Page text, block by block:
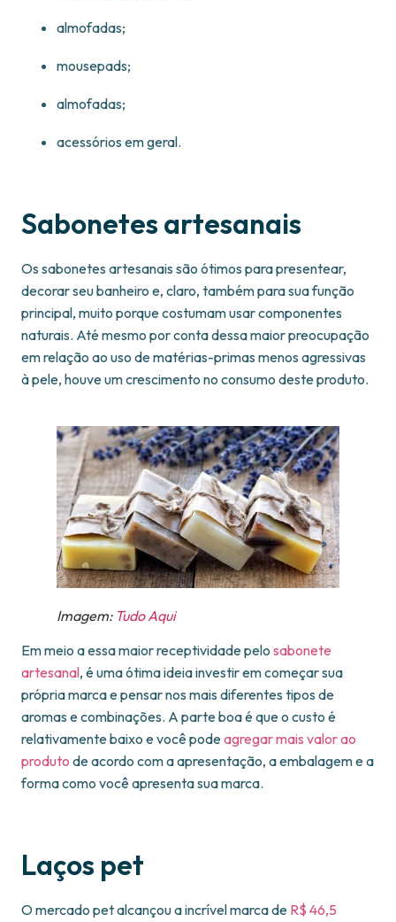
almofadas;
mousepads;
almofadas;
acessórios em geral.
Sabonetes artesanais
Os sabonetes artesanais são ótimos para presentear,
decorar seu banheiro e, claro, também para sua função
principal, muito porque costumam usar componentes
naturais. Até mesmo por conta dessa maior preocupação
em relação ao uso de matérias-primas menos agressivas
à pele, houve um crescimento no consumo deste produto.
Imagem: Tudo Aqui
Em meio a essa maior receptividade pelo sabonete
artesanal, é uma ótima ideia investir em começar sua
própria marca e pensar nos mais diferentes tipos de
aromas e combinações. A parte boa é que o custo é
relativamente baixo e você podeagregar mais valor ao
produto de acordo com a apresentação, a embalagem e a
forma como você apresenta sua marca.
Laços pet
O mercado pet alcançou a incrível marca de R$ 46,5